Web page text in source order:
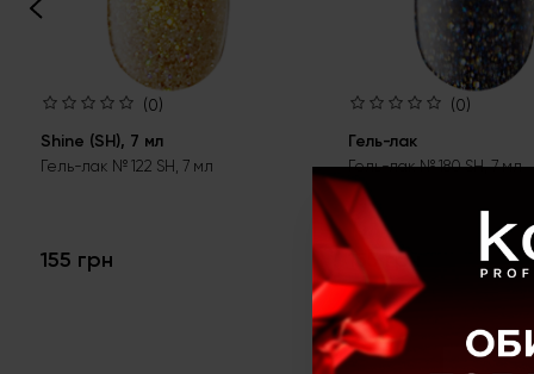
(0)
Shine (SH), 7 мл
Гель-лак № 122 SH, 7 мл
155 грн
(0)
Гель-лак
Гель-лак № 180 SH, 7 мл
155 грн